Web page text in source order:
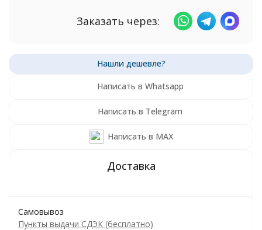
Заказать через:
Написать в Whatsapp
Написать в Telegram
Написать в MAX
Самовывоз
Пункты выдачи СДЭК (бесплатно)